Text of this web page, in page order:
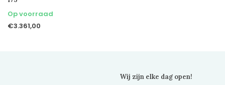
Op voorraad
€3.361,00
Wij zijn elke dag open!